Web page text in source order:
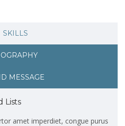
SKILLS
MESSAGE
Lists
amet imperdiet, congue purus